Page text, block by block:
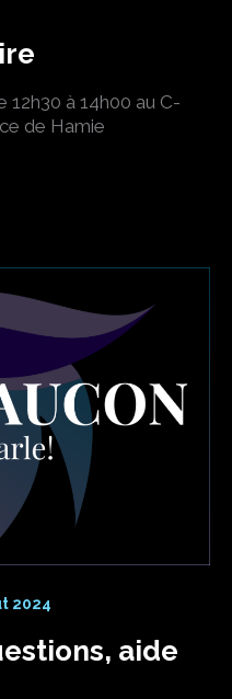
à 14h00 au C-
de Hamie
2024
aide